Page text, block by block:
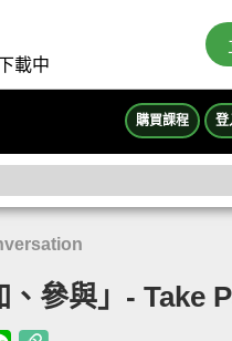
載中
購買課程 登
、參與」- Take